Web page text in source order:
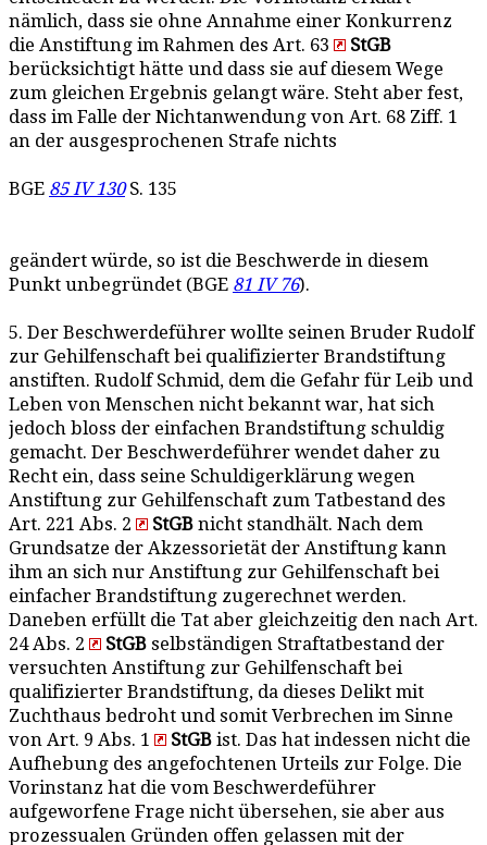
nämlich, dass sie ohne Annahme einer Konkurrenz
die Anstiftung im Rahmen des Art. 63
StGB
berücksichtigt hätte und dass sie auf diesem Wege
zum gleichen Ergebnis gelangt wäre. Steht aber fest,
dass im Falle der Nichtanwendung von Art. 68 Ziff. 1
an der ausgesprochenen Strafe nichts
BGE 85 IV 130S. 135
geändert würde, so ist die Beschwerde in diesem
Punkt unbegründet (BGE 81 IV 76).
5. Der Beschwerdeführer wollte seinen Bruder Rudolf
zur Gehilfenschaft bei qualifizierter Brandstiftung
anstiften. Rudolf Schmid, dem die Gefahr für Leib und
Leben von Menschen nicht bekannt war, hat sich
jedoch bloss der einfachen Brandstiftung schuldig
gemacht. Der Beschwerdeführer wendet daher zu
Recht ein, dass seine Schuldigerklärung wegen
Anstiftung zur Gehilfenschaft zum Tatbestand des
Art. 221 Abs. 2
StGB nicht standhält. Nach dem
Grundsatze der Akzessorietät der Anstiftung kann
ihm an sich nur Anstiftung zur Gehilfenschaft bei
einfacher Brandstiftung zugerechnet werden.
Daneben erfüllt die Tat aber gleichzeitig den nach Art.
24 Abs. 2
StGB selbständigen Straftatbestand der
versuchten Anstiftung zur Gehilfenschaft bei
qualifizierter Brandstiftung, da dieses Delikt mit
Zuchthaus bedroht und somit Verbrechen im Sinne
von Art. 9 Abs. 1
StGB ist. Das hat indessen nicht die
Aufhebung des angefochtenen Urteils zur Folge. Die
Vorinstanz hat die vom Beschwerdeführer
aufgeworfene Frage nicht übersehen, sie aber aus
prozessualen Gründen offen gelassen mit der